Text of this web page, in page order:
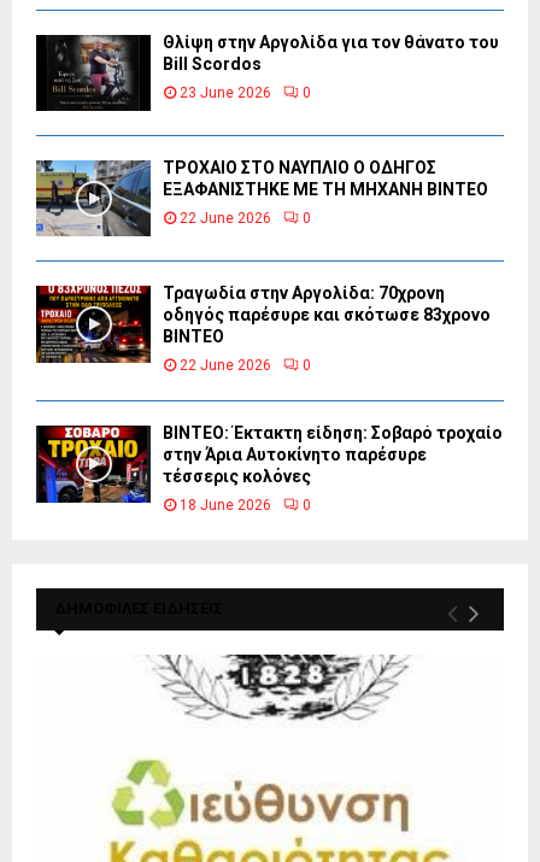
Θλίψη στην Αργολίδα για τον θάνατο του
Bill Scordos
23 June 2026 0
ΤΡΟΧΑΙΟ ΣΤΟ ΝΑΥΠΛΙΟ Ο ΟΔΗΓΟΣ
ΕΞΑΦΑΝΙΣΤΗΚΕ ΜΕ ΤΗ ΜΗΧΑΝΗ ΒΙΝΤΕΟ
22 June 2026 0
Τραγωδία στην Αργολίδα: 70χρονη
οδηγός παρέσυρε και σκότωσε 83χρονο
ΒΙΝΤΕΟ
22 June 2026 0
ΒΙΝΤΕΟ: Έκτακτη είδηση: Σοβαρό τροχαίο
στην Άρια Αυτοκίνητο παρέσυρε
τέσσερις κολόνες
18 June 2026 0